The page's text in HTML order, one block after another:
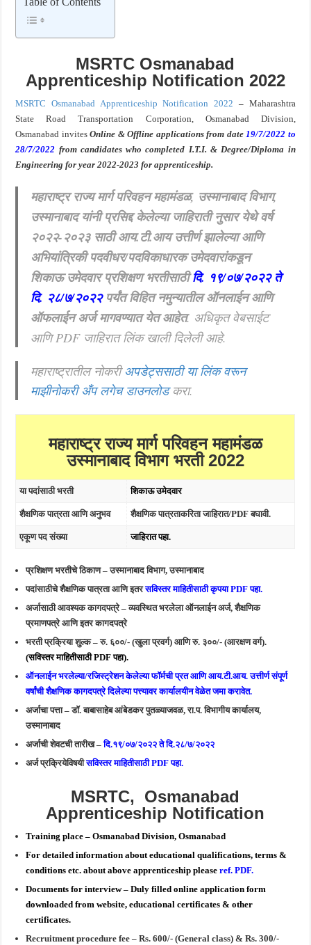
खुशखबर ! नागपूर विद्यापीठ मध्ये १३९ सहायक प्राध्यापक पदांची भरती सुरु ! Nagpur
MSRTC Osmanabad
Apprenticeship Notification 2022
MSRTC Osmanabad Apprenticeship Notification 2022 – Maharashtra
State Road Transportation Corporation, Osmanabad Division,
Osmanabad invitesOnline & Offline applicationsfrom date19/7/2022 to
28/7/2022 from candidates who completed I.T.I. & Degree/Diploma in
Engineeringfor year 2022-2023for apprenticeship.
महाराष्ट्र राज्य मार्ग परिवहन महामंडळ, उस्मानाबाद विभाग,
उस्मानाबाद यांनी प्रसिद्द केलेल्या जाहिराती नुसार येथे वर्ष
२०२२-२०२३ साठी आय.टी.आय उत्तीर्ण झालेल्या आणि
अभियांत्रिकी पदवीधर/पदविकाधारक उमेदवारांकडून
शिकाऊ उमेदवार प्रशिक्षण भरतीसाठीदि. १९/०७/२०२२ ते
दि. २८/७/२०२२पर्यंत विहित नमुन्यातील ऑनलाईन आणि
ऑफलाईन अर्ज मागवण्यात येत आहेत. अधिकृत वेबसाईट
आणि PDF जाहिरात लिंक खाली दिलेली आहे.
महाराष्ट्रातील नोकरीअपडेट्ससाठी या लिंक वरून
माझीनोकरी अँप लगेच डाउनलोडकरा.
महाराष्ट्र राज्य मार्ग परिवहन महामंडळ
उस्मानाबाद विभाग भरती 2022
या पदांसाठी भरती शिकाऊ उमेदवार
शैक्षणिक पात्रता आणि अनुभव शैक्षणिक पात्रताकरिता जाहिरात/PDF बघावी.
एकूण पद संख्या जाहिरात पहा.
प्रशिक्षण भरतीचे ठिकाण – उस्मानाबाद विभाग, उस्मानाबाद
पदांसाठीचे शैक्षणिक पात्रता आणि इतरसविस्तर माहितीसाठी कृपया PDF पहा.
अर्जासाठी आवश्यक कागदपत्रे – व्यवस्थित भरलेला ऑनलाईन अर्ज, शैक्षणिक
प्रमाणपत्रे आणि इतर कागदपत्रे
भरती प्रक्रिया शुल्क – रु. ६००/- (खुला प्रवर्ग) आणि रु. ३००/- (आरक्षण वर्ग).
(सविस्तर माहितीसाठी PDF पहा).
ऑनलाईन भरलेल्या/रजिस्ट्रेशन केलेल्या फॉर्मची प्रत आणि आय.टी.आय. उत्तीर्ण संपूर्ण
वर्षांची शैक्षणिक कागदपत्रे दिलेल्या पत्त्यावर कार्यालयीन वेळेत जमा करावेत.
अर्जाचा पत्ता – डॉ. बाबासाहेब आंबेडकर पुतळ्याजवळ, रा.प. विभागीय कार्यालय,
उस्मानाबाद
अर्जाची शेवटची तारीख –दि.१९/०७/२०२२ ते दि.२८/७/२०२२
अर्ज प्रक्रियेविषयीसविस्तर माहितीसाठी PDF पहा.
MSRTC, Osmanabad
Apprenticeship Notification
Training place – Osmanabad Division, Osmanabad
For detailed information about educational qualifications, terms &
conditions etc. about above apprenticeship please ref. PDF.
Documents for interview – Duly filled online application form
downloaded from website, educational certificates & other
certificates.
Recruitment procedure fee – Rs. 600/- (General class) & Rs. 300/-